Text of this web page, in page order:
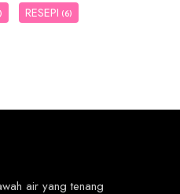
RESEPI (6)
air yang tenang